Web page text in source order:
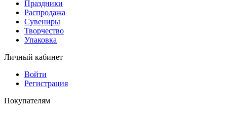
Праздники
Распродажа
Сувениры
Творчество
Упаковка
Личный кабинет
Войти
Регистрация
Покупателям